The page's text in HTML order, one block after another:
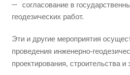
согласование в
геодезических работ.
Эти и другие мероприятия
проведения инженерно-
проектирования, строительства и